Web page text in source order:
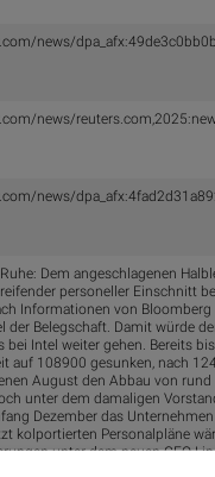
news/
news/
news/
Dem angeschlagenen
personeller Einschnitt
Informationen von
der Belegschaft. Damit würde
Intel weiter gehen. Bereits
auf 108900 gesunken, nach
August den Abbau von
unter dem damaligen
Dezember das
kolportierten Personalpläne
unter dem neuen CEO